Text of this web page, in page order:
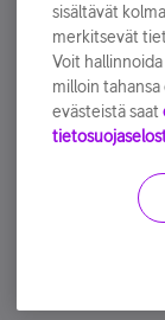
sisältävät
merkitsevät
Voit
milloin
evästeistä saat